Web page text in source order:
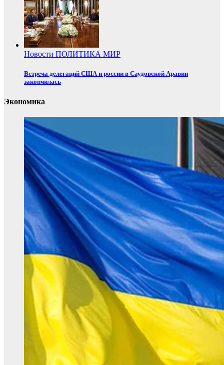
Новости ПОЛИТИКА МИР
Встреча делегаций США и россии в Саудовской Аравии
закончилась
Экономика